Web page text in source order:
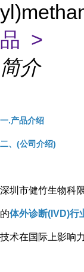
品 >
简介
一.产品介绍
二、(公司介绍)
深圳市健竹生物科
的体外诊断(IVD)行
技术在国际上影响